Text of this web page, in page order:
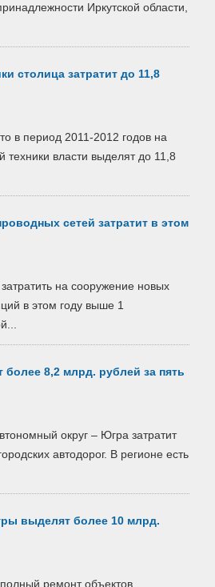
Иркутской области,
столица затратит до 11,8
в период 2011-2012 годов на
техники власти выделят до 11,8
сетей затратит в этом
на сооружение новых
в этом году выше 1
8,2 млрд. рублей за пять
округ – Югра затратит
автодорог. В регионе есть
выделят более 10 млрд.
ремонт объектов